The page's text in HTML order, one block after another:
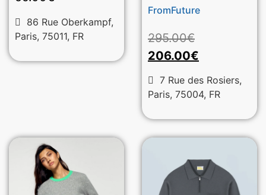
86 Rue Oberkampf,
Paris, 75011, FR
FromFuture
295.00€
206.00€
7 Rue des Rosiers,
Paris, 75004, FR